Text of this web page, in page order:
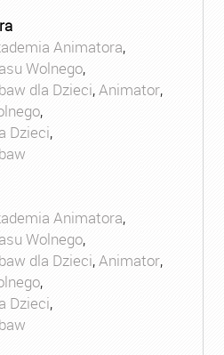
Animatora,
Wolnego,
dla Dzieci,Animator,
,
Dzieci,
Animatora,
Wolnego,
dla Dzieci,Animator,
,
Dzieci,